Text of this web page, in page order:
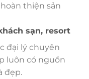
thiện sản
sạn, resort
đại lý chuyên
luôn có nguồn
đẹp.